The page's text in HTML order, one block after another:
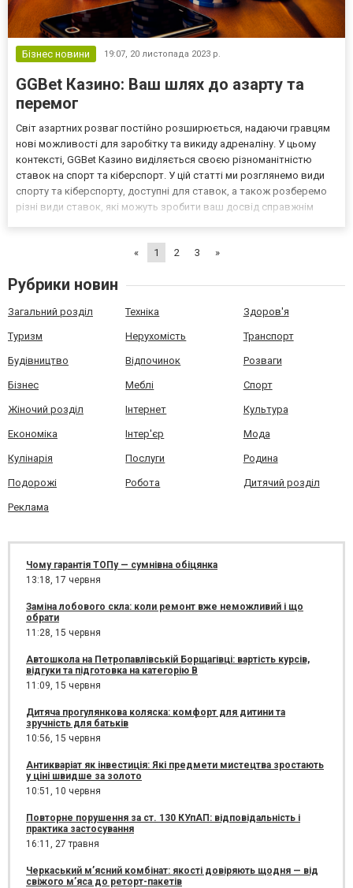
Бізнес новини 19:07, 20 листопада 2023 р.
GGBet Казино: Ваш шлях до азарту та
перемог
Світ азартних розваг постійно розширюється, надаючи гравцям
нові можливості для заробітку та викиду адреналіну. У цьому
контексті, GGBet Казино виділяється своєю різноманітністю
ставок на спорт та кіберспорт. У цій статті ми розглянемо види
спорту та кіберспорту, доступні для ставок, а також розберемо
різні види ставок, які можуть зробити ваш досвід справжнім
«
1 2 3 »
Рубрики новин
Загальний розділ Техніка Здоров'я
Туризм Нерухомість Транспорт
Будівництво Відпочинок Розваги
Бізнес Меблі Спорт
Жіночий розділ Інтернет Культура
Економіка Інтер'єр Мода
Кулінарія Послуги Родина
Подорожі Робота Дитячий розділ
Реклама
Чому гарантія ТОПу — сумнівна обіцянка
13:18, 17 червня
Заміна лобового скла: коли ремонт вже неможливий і що
обрати
11:28, 15 червня
Автошкола на Петропавлівській Борщагівці: вартість курсів,
відгуки та підготовка на категорію B
11:09, 15 червня
Дитяча прогулянкова коляска: комфорт для дитини та
зручність для батьків
10:56, 15 червня
Антикваріат як інвестиція: Які предмети мистецтва зростають
у ціні швидше за золото
10:51, 10 червня
Повторне порушення за ст. 130 КУпАП: відповідальність і
практика застосування
16:11, 27 травня
Черкаський м’ясний комбінат: якості довіряють щодня — від
свіжого м’яса до реторт-пакетів